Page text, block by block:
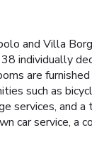
and Villa
individually
are
such as
services, and a
car service, a